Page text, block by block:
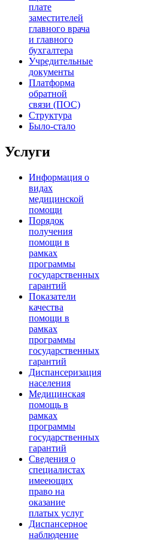
плате
заместителей
главного врача
и главного
бухгалтера
Учредительные
документы
Платформа
обратной
связи (ПОС)
Структура
Было-стало
Услуги
Информация о
видах
медицинской
помощи
Порядок
получения
помощи в
рамках
программы
государственных
гарантий
Показатели
качества
помощи в
рамках
программы
государственных
гарантий
Диспансеризация
населения
Медицинская
помощь в
рамках
программы
государственных
гарантий
Сведения о
специалистах
имееющих
право на
оказание
платых услуг
Диспансерное
наблюдение